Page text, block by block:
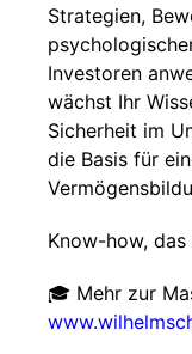
Strategien,
Investoren
wächst Ihr
Sicherheit im
die Basis für
Know-how,
🎓 Mehr zur